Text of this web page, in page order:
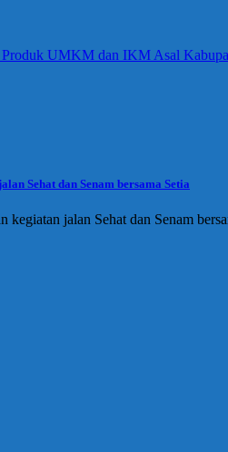
Produk UMKM dan IKM Asal
Sehat dan Senam bersama Setia
kegiatan jalan Sehat dan Senam